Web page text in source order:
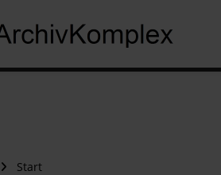
Start